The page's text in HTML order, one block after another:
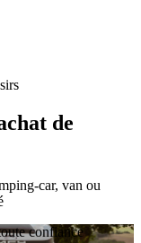
de
car, van ou
confiance